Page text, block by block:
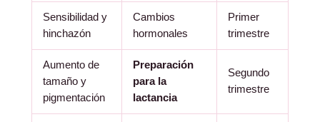
Sensibilidad y
hinchazón
Cambios
hormonales
Primer
trimestre
Aumento de
tamaño y
pigmentación
Preparación
para la
lactancia
Segundo
trimestre